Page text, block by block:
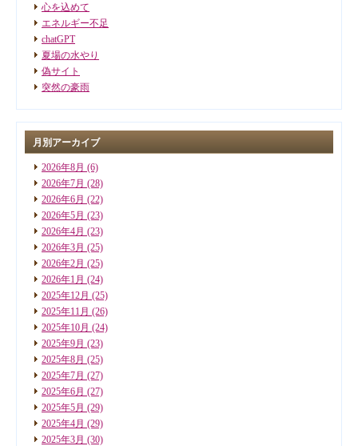
心を込めて
エネルギー不足
chatGPT
夏場の水やり
偽サイト
突然の豪雨
月別アーカイブ
2026年8月 (6)
2026年7月 (28)
2026年6月 (22)
2026年5月 (23)
2026年4月 (23)
2026年3月 (25)
2026年2月 (25)
2026年1月 (24)
2025年12月 (25)
2025年11月 (26)
2025年10月 (24)
2025年9月 (23)
2025年8月 (25)
2025年7月 (27)
2025年6月 (27)
2025年5月 (29)
2025年4月 (29)
2025年3月 (30)